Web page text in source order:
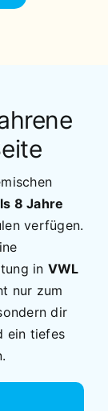
8 Jahre
verfügen.
in VWL
nur zum
dir
ein tiefes